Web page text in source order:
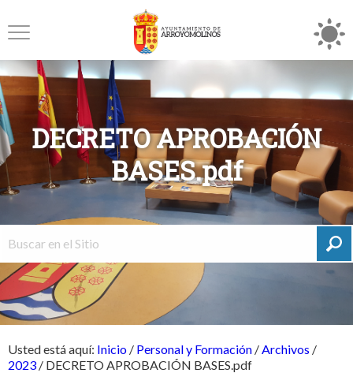
DECRETO APROBACIÓN
BASES.pdf
Usted está aquí: Inicio / Personal y Formación /Archivos /
2023 / DECRETO APROBACIÓN BASES.pdf